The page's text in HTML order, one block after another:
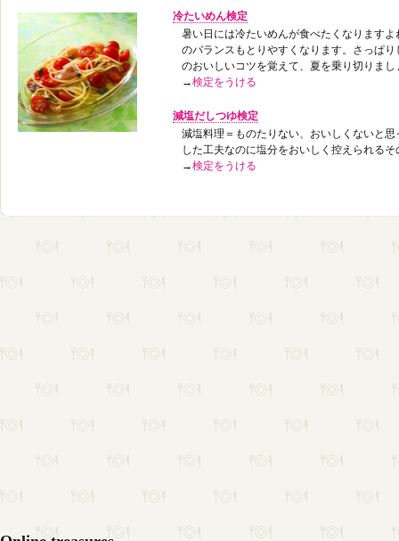
冷たいめん検定
暑い日には冷たいめんが食べたくなります
のバランスもとりやすくなります。さっぱ
のおいしいコツを覚えて、夏を乗り切りまし
→検定をうける
減塩だしつゆ検定
減塩料理＝ものたりない、おいしくないと
した工夫なのに塩分をおいしく控えられる
→検定をうける